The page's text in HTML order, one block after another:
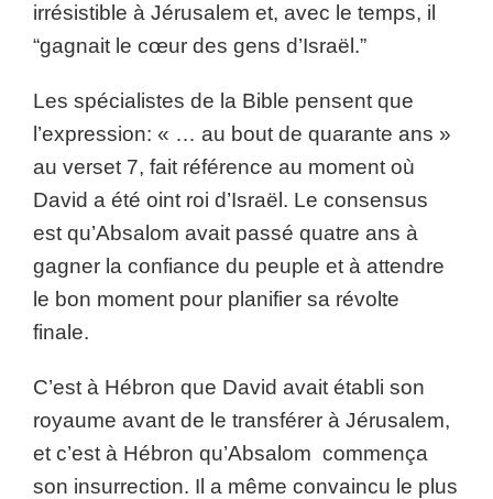
irrésistible à Jérusalem et, avec le temps, il
“gagnait le cœur des gens d’Israël.”
Les spécialistes de la Bible pensent que
l’expression: « … au bout de quarante ans »
au verset 7, fait référence au moment où
David a été oint roi d’Israël. Le consensus
est qu’Absalom avait passé quatre ans à
gagner la confiance du peuple et à attendre
le bon moment pour planifier sa révolte
finale.
C’est à Hébron que David avait établi son
royaume avant de le transférer à Jérusalem,
et c’est à Hébron qu’Absalom commença
son insurrection. Il a même convaincu le plus